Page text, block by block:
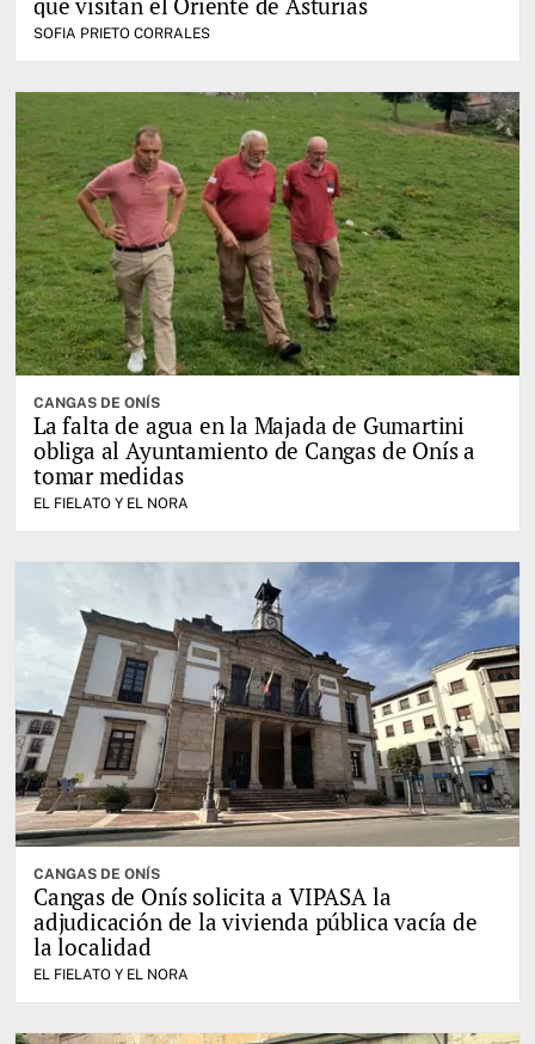
SOFIA PRIETO CORRALES
CANGAS DE ONÍS
La falta de agua en la Majada de Gumartini
obliga al Ayuntamiento de Cangas de Onís a
tomar medidas
EL FIELATO Y EL NORA
CANGAS DE ONÍS
Cangas de Onís solicita a VIPASA la
adjudicación de la vivienda pública vacía de
la localidad
EL FIELATO Y EL NORA